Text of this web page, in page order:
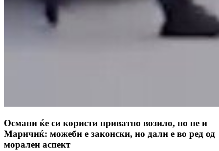
Османи ќе си користи приватно возило, но не и
Маричиќ: можеби е законски, но дали е во ред од
морален аспект